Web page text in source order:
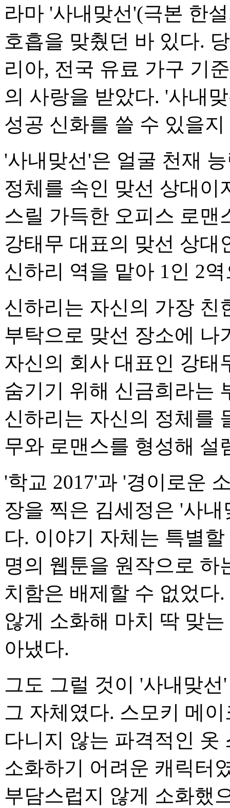
라마 '사내맞선'(극본 한
호흡을 맞췄던 바 있다.
리아, 전국 유료 가구 기
의 사랑을 받았다. '사내
성공 신화를 쓸 수 있을
'사내맞선'은 얼굴 천재
정체를 속인 맞선 상대이
스릴 가득한 오피스 로맨
강태무 대표의 맞선 상대
신하리 역을 맡아 1인 2
신하리는 자신의 가장 친
부탁으로 맞선 장소에 나
자신의 회사 대표인 강태
숨기기 위해 신금희라는
신하리는 자신의 정체를
무와 로맨스를 형성해 설
'학교 2017'과 '경이로운
장을 찍은 김세정은 '사
다. 이야기 자체는 특별
명의 웹툰을 원작으로
치함은 배제할 수 없었다
않게 소화해 마치 딱 맞
아냈다.
그도 그럴 것이 '사내맞
그 자체였다. 스모키 메
다니지 않는 파격적인 옷
소화하기 어려운 캐릭터
부담스럽지 않게 소화했